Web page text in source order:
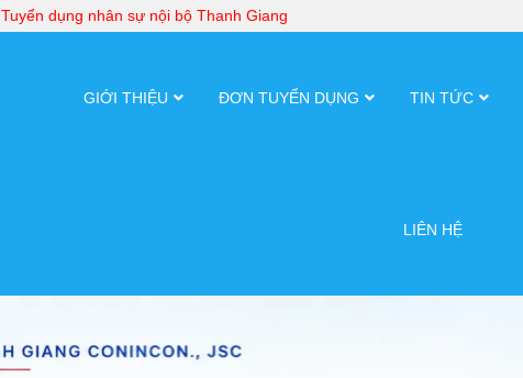
Tuyển dụng nhân sự nội bộ Thanh Giang
GIỚI THIỆU ĐƠN TUYỂN DỤNG TIN TỨC
LIÊN HỆ